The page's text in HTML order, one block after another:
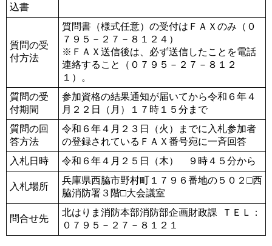
込書
質問の受
付方法
質問書（様式任意）の受付はＦＡＸのみ（０
７９５－２７－８１２４）
※ＦＡＸ送信後は、必ず送信したことを電話
連絡すること（０７９５－２７－８１２
１）。
質問の受
付期間
参加資格の結果通知が届いてから令和６年４
月２２日（月）１７時１５分まで
質問の回
答方法
令和６年４月２３日（火）までに入札参加者
の登録されているＦＡＸ番号宛に一斉回答
入札日時
令和６年４月２５日（木） ９時４５分から
入札場所
兵庫県西脇市野村町１７９６番地の５０２□西
脇消防署３階□大会議室
問合せ先
北はりま消防本部消防部企画財政課 ＴＥＬ：
０７９５－２７－８１２１